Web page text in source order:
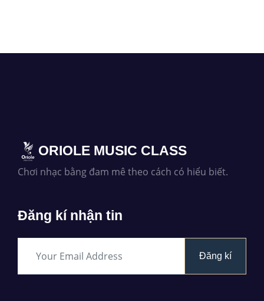
ORIOLE MUSIC CLASS
Chơi nhạc bằng đam mê theo cách có hiểu biết.
Đăng kí nhận tin
Đăng kí